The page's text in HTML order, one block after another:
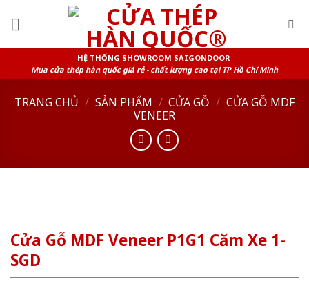
HỆ THỐNG SHOWROOM SAIGONDOOR
Mua cửa thép hàn quốc giá rẻ - chất lượng cao tại TP Hồ Chí Minh
TRANG CHỦ / SẢN PHẨM / CỬA GỖ / CỬA GỖ MDF
VENEER
Cửa Gỗ MDF Veneer P1G1 Căm Xe 1-
SGD